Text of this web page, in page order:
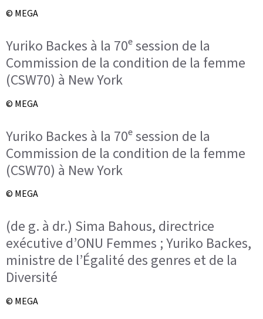
© MEGA
Yuriko Backes à la 70ᵉ session de la
Commission de la condition de la femme
(CSW70) à New York
© MEGA
Yuriko Backes à la 70ᵉ session de la
Commission de la condition de la femme
(CSW70) à New York
© MEGA
(de g. à dr.) Sima Bahous, directrice
exécutive d’ONU Femmes ; Yuriko Backes,
ministre de l’Égalité des genres et de la
Diversité
© MEGA